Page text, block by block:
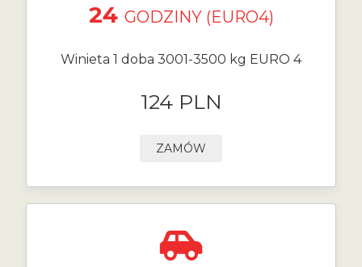
24 GODZINY (EURO4)
Winieta 1 doba 3001-3500 kg EURO 4
124 PLN
ZAMÓW